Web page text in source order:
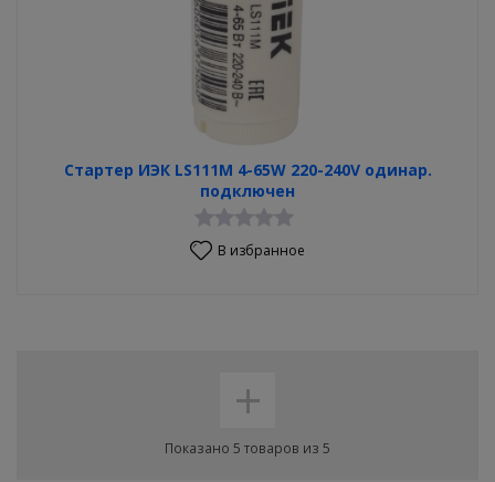
Стартер ИЭК LS111M 4-65W 220-240V одинар.
подключен
В избранное
+
Показано 5 товаров из 5